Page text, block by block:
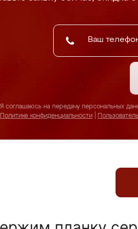
Я соглашаюсь на передачу персональных
Политике конфиденциальности